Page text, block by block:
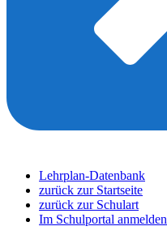
Lehrplan-Datenbank
zurück zur Startseite
zurück zur Schulart
Im Schulportal anmelden